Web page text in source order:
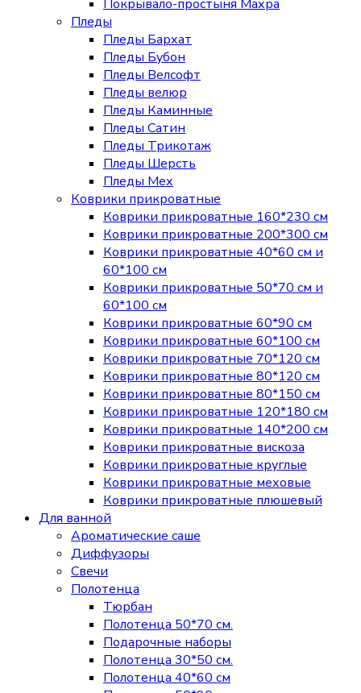
Покрывало-простыня Махра
Пледы
Пледы Бархат
Пледы Бубон
Пледы Велсофт
Пледы велюр
Пледы Каминные
Пледы Сатин
Пледы Трикотаж
Пледы Шерсть
Пледы Мех
Коврики прикроватные
Коврики прикроватные 160*230 см
Коврики прикроватные 200*300 см
Коврики прикроватные 40*60 см и
60*100 см
Коврики прикроватные 50*70 см и
60*100 см
Коврики прикроватные 60*90 см
Коврики прикроватные 60*100 см
Коврики прикроватные 70*120 см
Коврики прикроватные 80*120 см
Коврики прикроватные 80*150 см
Коврики прикроватные 120*180 см
Коврики прикроватные 140*200 см
Коврики прикроватные вискоза
Коврики прикроватные круглые
Коврики прикроватные меховые
Коврики прикроватные плюшевый
Для ванной
Ароматические саше
Диффузоры
Свечи
Полотенца
Тюрбан
Полотенца 50*70 см.
Подарочные наборы
Полотенца 30*50 см.
Полотенца 40*60 см